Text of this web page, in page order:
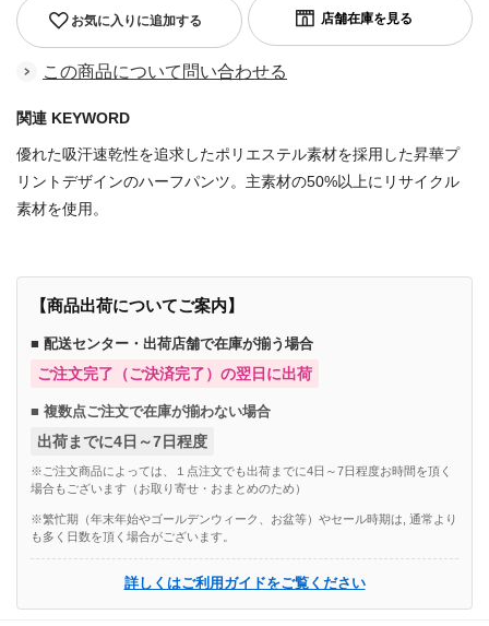
お気に入りに追加する
この商品について問い合わせる
関連 KEYWORD
優れた吸汗速乾性を追求したポリエステル素材を採用した昇華プ
リントデザインのハーフパンツ。主素材の50%以上にリサイクル
素材を使用。
【商品出荷についてご案内】
■ 配送センター・出荷店舗で在庫が揃う場合
ご注文完了（ご決済完了）の翌日に出荷
■ 複数点ご注文で在庫が揃わない場合
出荷までに4日～7日程度
※ご注文商品によっては、１点注文でも出荷までに4日～7日程度お時間を頂く
場合もございます（お取り寄せ・おまとめのため）
※繁忙期（年末年始やゴールデンウィーク、お盆等）やセール時期は, 通常より
も多く日数を頂く場合がございます。
詳しくはご利用ガイドをご覧ください